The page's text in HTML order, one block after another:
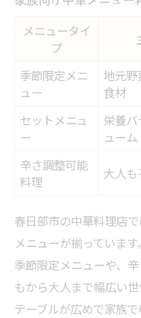
メニュータイ
プ
季節限定メニ
ュー
地元
食材
セットメニュ
ー
栄養バ
ューム
辛さ調整可能
料理
大人
春日部市の中華料理店
メニューが揃っていま
季節限定メニューや、
もから大人まで幅広い
テーブルが広めで家族